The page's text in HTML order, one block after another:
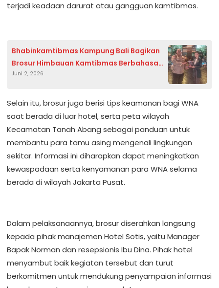
terjadi keadaan darurat atau gangguan kamtibmas.
Bhabinkamtibmas Kampung Bali Bagikan
Brosur Himbauan Kamtibmas Berbahasa
Inggris kepada WNA di Hotel Ashley
Juni 2, 2026
Selain itu, brosur juga berisi tips keamanan bagi WNA
saat berada di luar hotel, serta peta wilayah
Kecamatan Tanah Abang sebagai panduan untuk
membantu para tamu asing mengenali lingkungan
sekitar. Informasi ini diharapkan dapat meningkatkan
kewaspadaan serta kenyamanan para WNA selama
berada di wilayah Jakarta Pusat.
Dalam pelaksanaannya, brosur diserahkan langsung
kepada pihak manajemen Hotel Sotis, yaitu Manager
Bapak Norman dan resepsionis Ibu Dina. Pihak hotel
menyambut baik kegiatan tersebut dan turut
berkomitmen untuk mendukung penyampaian informasi